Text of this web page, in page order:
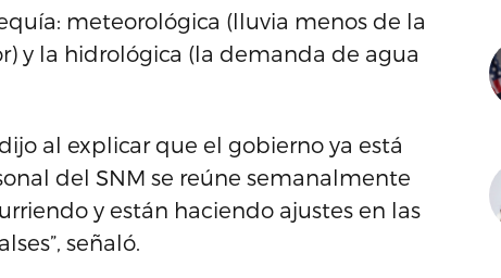
meteorológica (lluvia menos de la
y la hidrológica (la demanda de agua
al explicar que el gobierno ya está
del SNM se reúne semanalmente
y están haciendo ajustes en las
señaló.